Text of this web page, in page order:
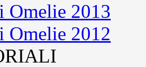
Omelie 2013
Omelie 2012